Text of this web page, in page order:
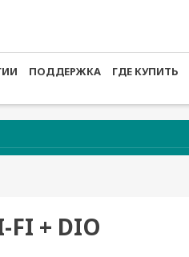
ПОДДЕРЖКА ГДЕ КУПИТЬ
FI + DIO